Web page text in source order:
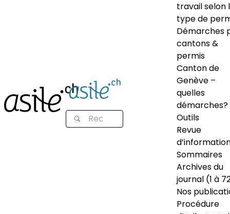
travail selon
type de
Démarches
cantons &
permis
Canton de
Genève –
quelles
démarches?
Outils
Revue
Sommaires
Archives du
journal (1 à
Nos
Procédure